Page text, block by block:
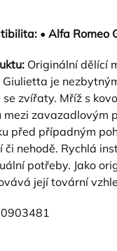
• Alfa Romeo
Originální dělící
Giulietta je
se zvířaty. Mříž s
mezi zavazadlovým
před případným
či nehodě. Rychlá
potřeby. Jako
její tovární